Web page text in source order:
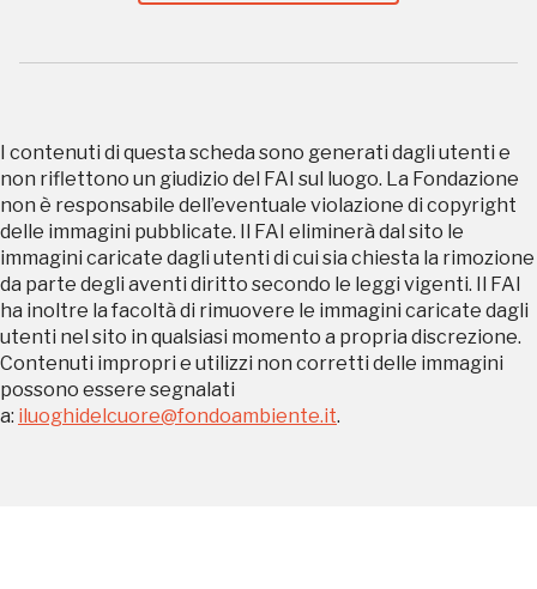
I contenuti di questa scheda sono generati dagli utenti e
non riflettono un giudizio del FAI sul luogo. La Fondazione
non è responsabile dell’eventuale violazione di copyright
delle immagini pubblicate. Il FAI eliminerà dal sito le
immagini caricate dagli utenti di cui sia chiesta la rimozione
da parte degli aventi diritto secondo le leggi vigenti. Il FAI
ha inoltre la facoltà di rimuovere le immagini caricate dagli
utenti nel sito in qualsiasi momento a propria discrezione.
Contenuti impropri e utilizzi non corretti delle immagini
possono essere segnalati
a: iluoghidelcuore@fondoambiente.it.
senza di te
FAI - FONDO PER L'AMBIENTE ITALIANO ETS - Via Carlo Foldi, 2 - 20135
Milano
Tel. 02 4676151 - Fax 02 48193631
P.I.: 04358650150 - C.F.: 80102030154 - PEC:
80102030154ri@legalmail.it